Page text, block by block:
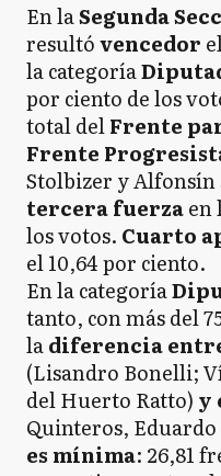
En laSegunda
resultóvencedor
la categoría
por ciento de los
total delFrente
Frente
Stolbizer y Alfonsín
tercera fuerzaen
los votos. Cuarto
el 10,64 por ciento.
En la categoría
tanto, con más del
ladiferencia
(Lisandro Bonelli;
del Huerto Ratto) y
Quinteros,
es mínima: 26,81